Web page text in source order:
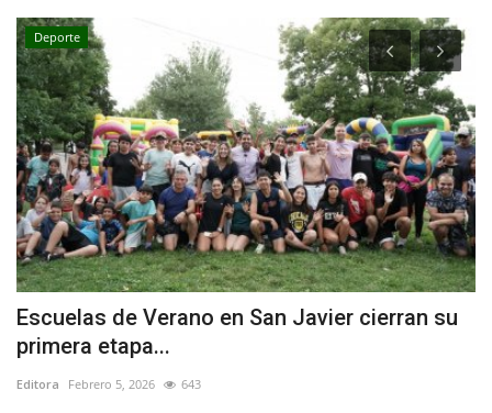
Deporte
Escuelas de Verano en San Javier cierran su
primera etapa...
Editora Febrero 5, 2026 643